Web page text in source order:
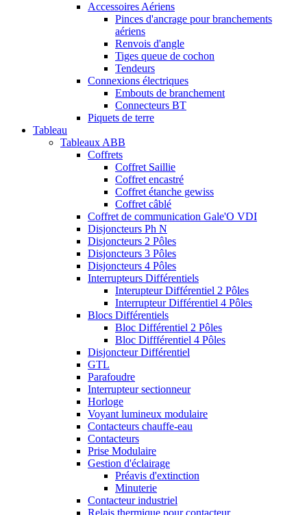
Accessoires Aériens
Pinces d'ancrage pour branchements
aériens
Renvois d'angle
Tiges queue de cochon
Tendeurs
Connexions électriques
Embouts de branchement
Connecteurs BT
Piquets de terre
Tableau
Tableaux ABB
Coffrets
Coffret Saillie
Coffret encastré
Coffret étanche gewiss
Coffret câblé
Coffret de communication Gale'O VDI
Disjoncteurs Ph N
Disjoncteurs 2 Pôles
Disjoncteurs 3 Pôles
Disjoncteurs 4 Pôles
Interrupteurs Différentiels
Interupteur Différentiel 2 Pôles
Interrupteur Différentiel 4 Pôles
Blocs Différentiels
Bloc Différentiel 2 Pôles
Bloc Diffférentiel 4 Pôles
Disjoncteur Différentiel
GTL
Parafoudre
Interrupteur sectionneur
Horloge
Voyant lumineux modulaire
Contacteurs chauffe-eau
Contacteurs
Prise Modulaire
Gestion d'éclairage
Préavis d'extinction
Minuterie
Contacteur industriel